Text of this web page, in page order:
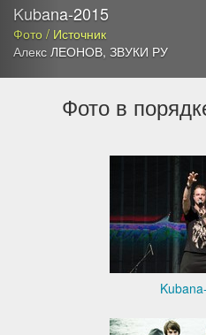
Kubana-2015
Фото / Источник
Алекс ЛЕОНОВ, ЗВУКИ РУ
Фото в